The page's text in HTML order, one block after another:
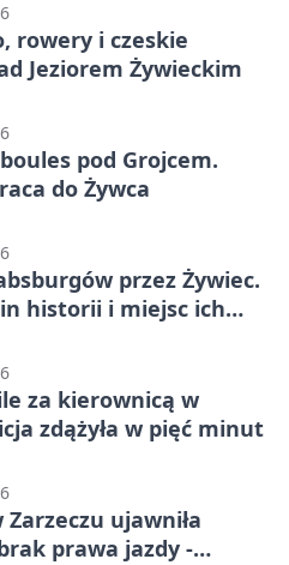
rowery i czeskie
Jeziorem Żywieckim
pod Grojcem.
do Żywca
przez Żywiec.
historii i miejsc ich
za kierownicą w
zdążyła w pięć minut
ujawniła
prawa jazdy -